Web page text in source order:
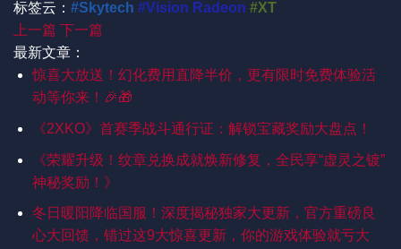
标签云： #Skytech #Vision Radeon #XT
上一篇 下一篇
最新文章：
惊喜大放送！幻化费用直降半价，更有限时免费体验活
动等你来！🎉🎁
《2XKO》首赛季战斗通行证：解锁宝藏奖励大盘点！
《荣耀升级！纹章兑换成就焕新修复，全民享“虚灵之镀”
神秘奖励！》
冬日暖阳降临国服！深度揭秘独家大更新，官方重磅良
心大回馈，错过这9大惊喜更新，你的游戏体验就亏大